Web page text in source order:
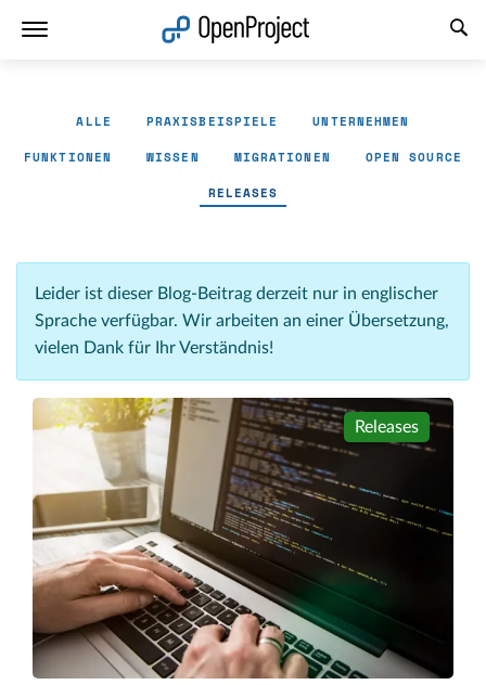
ALLE PRAXISBEISPIELE UNTERNEHMEN
FUNKTIONEN WISSEN MIGRATIONEN OPEN SOURCE
RELEASES
Leider ist dieser Blog-Beitrag derzeit nur in englischer
Sprache verfügbar. Wir arbeiten an einer Übersetzung,
vielen Dank für Ihr Verständnis!
Releases
Link in neuem Tab öffnen